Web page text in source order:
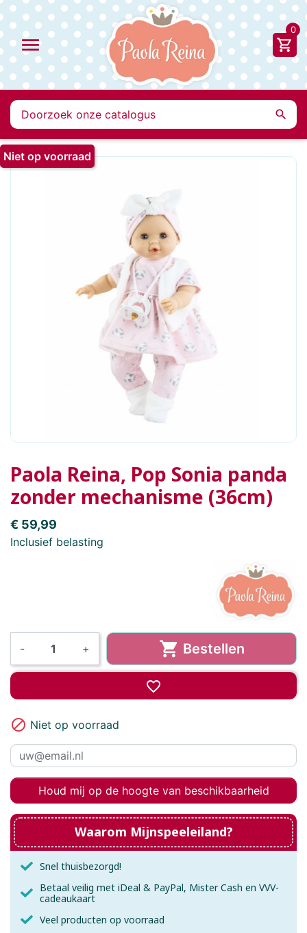

0

Niet op voorraad
Paola Reina, Pop Sonia panda
zonder mechanisme (36cm)
€ 59,99
Inclusief belasting
- +  Bestellen
favorite_border
 Niet op voorraad
Houd mij op de hoogte van beschikbaarheid
Waarom Mijnspeeleiland?
Snel thuisbezorgd!
Betaal veilig met iDeal & PayPal, Mister Cash en VVV-
cadeaukaart
Veel producten op voorraad